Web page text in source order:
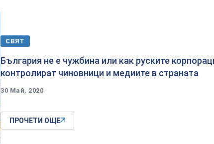
СВЯТ
България не е чужбина или как руските
контролират чиновници и медиите в страната
30 Май, 2020
ПРОЧЕТИ ОЩЕ